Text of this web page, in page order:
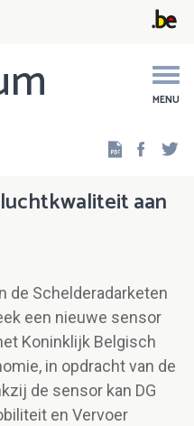
MENU
aan
de Schelderadarketen
een nieuwe sensor
Koninklijk Belgisch
in opdracht van de
de sensor kan DG
en Vervoer